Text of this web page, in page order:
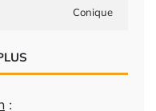
Conique
: